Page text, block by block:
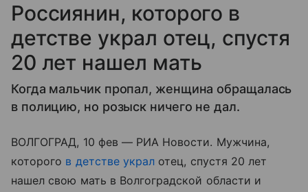
Россиянин, которого в
детстве украл отец, спустя
20 лет нашел мать
Когда мальчик пропал, женщина обращалась
в полицию, но розыск ничего не дал.
ВОЛГОГРАД, 10 фев — РИА Новости. Мужчина,
которого в детстве украл отец, спустя 20 лет
нашел свою мать в Волгоградской области и